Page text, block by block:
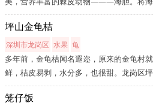
胆卵。每年清明、五月节前后村民便驾上
胆。"无钱买鸡蛋，餐餐食海胆。"是在南澳
市人...
坪山金龟桔
深圳市龙岗区 水果 龟
多年前，金龟桔闻名遐迩，原来的金龟村
鲜，桔皮易剥，水分多，也很甜。龙岗区
相传是湘、赣交界山地的客家人移植于此
可口，汁丰富且味道极甜，是解渴和助消
笼仔饭